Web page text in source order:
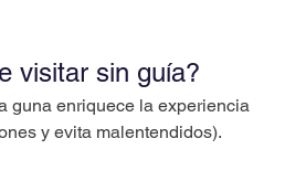
visitar sin guía?
guna enriquece la experiencia
y evita malentendidos).